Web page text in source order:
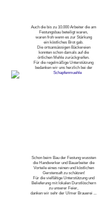
Auch die bis zu 10.000 Arbeiter die am
Festungsbau beteiligt waren,
waren froh wenn es zur Stärkung
ein köstliches Brot gab.
Die ortsansässigen Bäckereien
konnten schon damals auf die
örtlichen Mehle zurückgreifen.
Für die regelmäßige Unterstützung
bedanken wir uns herzlich bei der
Schon beim Bau der Festung wussten
die Handwerker und Bauarbeiter die
Vorteile eines reinen und köstlichen
Gerstensaft zu schätzen!
Für die vielfältige Unterstützung und
Belieferung mit lokalen Durstlöschern
zu unserer Feier,
danken wir sehr der Ulmer Brauerei ...